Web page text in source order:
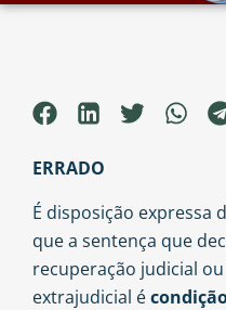
ERRADO
É disposição expressa
que a sentença que
recuperação judicial
extrajudicial é